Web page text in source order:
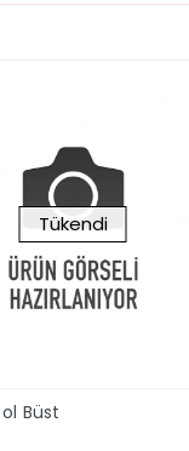
Tükendi
Büst